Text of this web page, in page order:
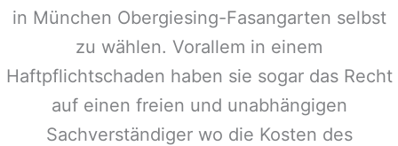
in München Obergiesing-Fasangarten selbst
zu wählen. Vorallem in einem
Haftpflichtschaden haben sie sogar das Recht
auf einen freien und unabhängigen
Sachverständiger wo die Kosten des